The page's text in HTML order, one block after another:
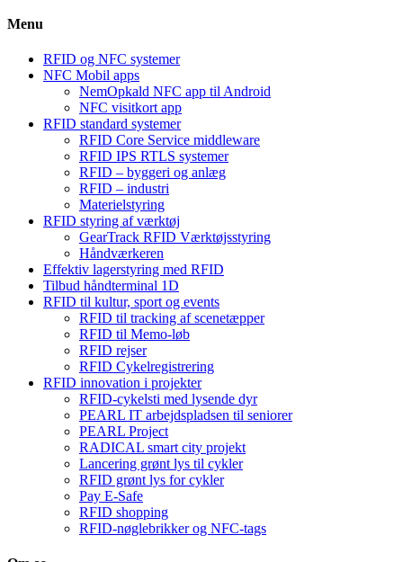
Menu
RFID og NFC systemer
NFC Mobil apps
NemOpkald NFC app til Android
NFC visitkort app
RFID standard systemer
RFID Core Service middleware
RFID IPS RTLS systemer
RFID – byggeri og anlæg
RFID – industri
Materielstyring
RFID styring af værktøj
GearTrack RFID Værktøjsstyring
Håndværkeren
Effektiv lagerstyring med RFID
Tilbud håndterminal 1D
RFID til kultur, sport og events
RFID til tracking af scenetæpper
RFID til Memo-løb
RFID rejser
RFID Cykelregistrering
RFID innovation i projekter
RFID-cykelsti med lysende dyr
PEARL IT arbejdspladsen til seniorer
PEARL Project
RADICAL smart city projekt
Lancering grønt lys til cykler
RFID grønt lys for cykler
Pay E-Safe
RFID shopping
RFID-nøglebrikker og NFC-tags